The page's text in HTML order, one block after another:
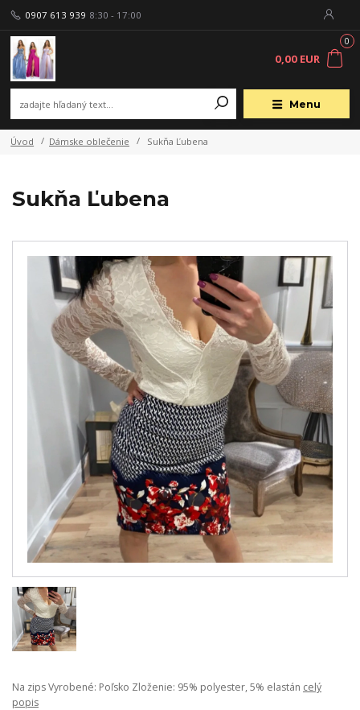
Menu
0907 613 939 8:30 - 17:00
0
0,00 EUR
Úvod Dámske oblečenie Sukňa Ľubena
Sukňa Ľubena
Na zips Vyrobené: Poľsko Zloženie: 95% polyester, 5% elastán celý
popis